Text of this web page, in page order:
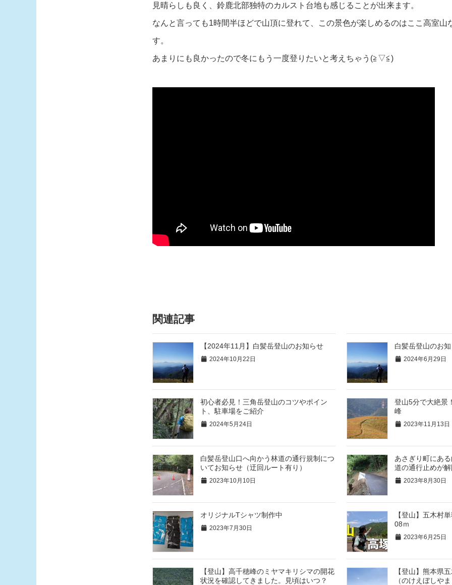
見晴らしも良く、鈴鹿北部独特のカルスト台地も感じることが出来ます。
なんと言っても1時間半ほどで山頂に登れて、この景色が楽しめるのはここ高室山
す。
あまりにも良かったので冬にもう一度登りたいと考えちゃう(≧▽≦)
関連記事
【2024年11月】白髪岳登山のお知らせ
2024年10月22日
白髪岳登山のお
2024年6月29日
初心者必見！三角岳登山のコツやポイン
ト、駐車場をご紹介
2024年5月24日
登山5分で大絶景
峰
2023年11月13日
白髪岳登山口へ向かう林道の通行規制につ
いてお知らせ（迂回ルート有り）
2023年10月10日
あさぎり町にあ
道の通行止めが
2023年8月30日
オリジナルTシャツ制作中
2023年7月30日
【登山】五木村
08ｍ
2023年6月25日
【登山】高千穂峰のミヤマキリシマの開花
状況を確認してきました。見頃はいつ？
【登山】熊本県
（のけえぼしや